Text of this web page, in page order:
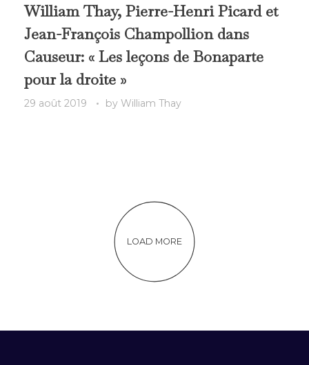
William Thay, Pierre-Henri Picard et
Jean-François Champollion dans
Causeur: « Les leçons de Bonaparte
pour la droite »
29 août 2019 by William Thay
LOAD MORE